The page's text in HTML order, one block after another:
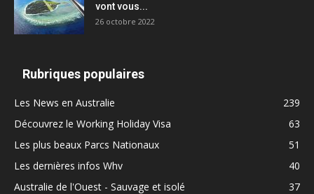
vont vous...
26 octobre 2022
Rubriques populaires
Les News en Australie
239
Découvrez le Working Holiday Visa
63
Les plus beaux Parcs Nationaux
51
Les dernières infos Whv
40
Australie de l'Ouest - Sauvage et isolé
37